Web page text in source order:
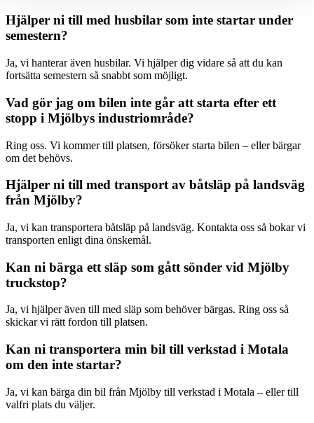
Hjälper ni till med husbilar som inte startar under
semestern?
Ja, vi hanterar även husbilar. Vi hjälper dig vidare så att du kan
fortsätta semestern så snabbt som möjligt.
Vad gör jag om bilen inte går att starta efter ett
stopp i Mjölbys industriområde?
Ring oss. Vi kommer till platsen, försöker starta bilen – eller bärgar
om det behövs.
Hjälper ni till med transport av båtsläp på landsväg
från Mjölby?
Ja, vi kan transportera båtsläp på landsväg. Kontakta oss så bokar vi
transporten enligt dina önskemål.
Kan ni bärga ett släp som gått sönder vid Mjölby
truckstop?
Ja, vi hjälper även till med släp som behöver bärgas. Ring oss så
skickar vi rätt fordon till platsen.
Kan ni transportera min bil till verkstad i Motala
om den inte startar?
Ja, vi kan bärga din bil från Mjölby till verkstad i Motala – eller till
valfri plats du väljer.